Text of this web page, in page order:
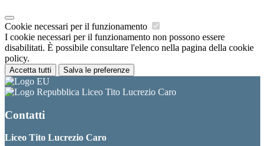
Cookie necessari per il funzionamento
I cookie necessari per il funzionamento non possono essere
disabilitati. È possibile consultare l'elenco nella pagina della cookie
policy.
Accetta tutti Salva le preferenze
Liceo Tito Lucrezio Caro
Contatti
Liceo Tito Lucrezio Caro